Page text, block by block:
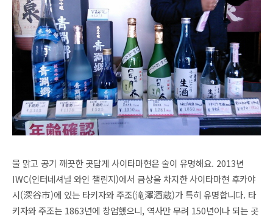
물 맑고 공기 깨끗한 곳답게 사이타마현은 술이 유명해요. 2013년
IWC(인터네셔널 와인 챌린지)에서 금상을 차지한사이타마현 후카야
시(深谷市)에 있는 타키자와 주조(滝澤酒蔵)가 특히 유명합니다. 타
키자와 주조는 1863년에 창업했으니, 역사만 무려 150년이나 되는 곳